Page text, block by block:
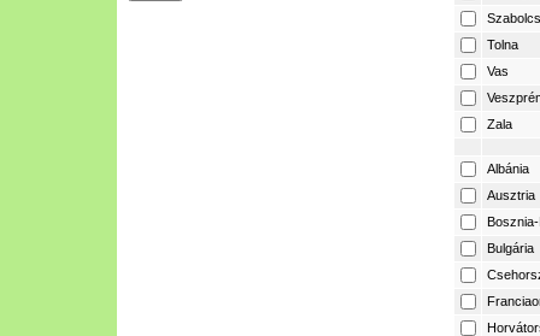
Tolna
Vas
Zala
Albánia
Ausztria
Bulgária